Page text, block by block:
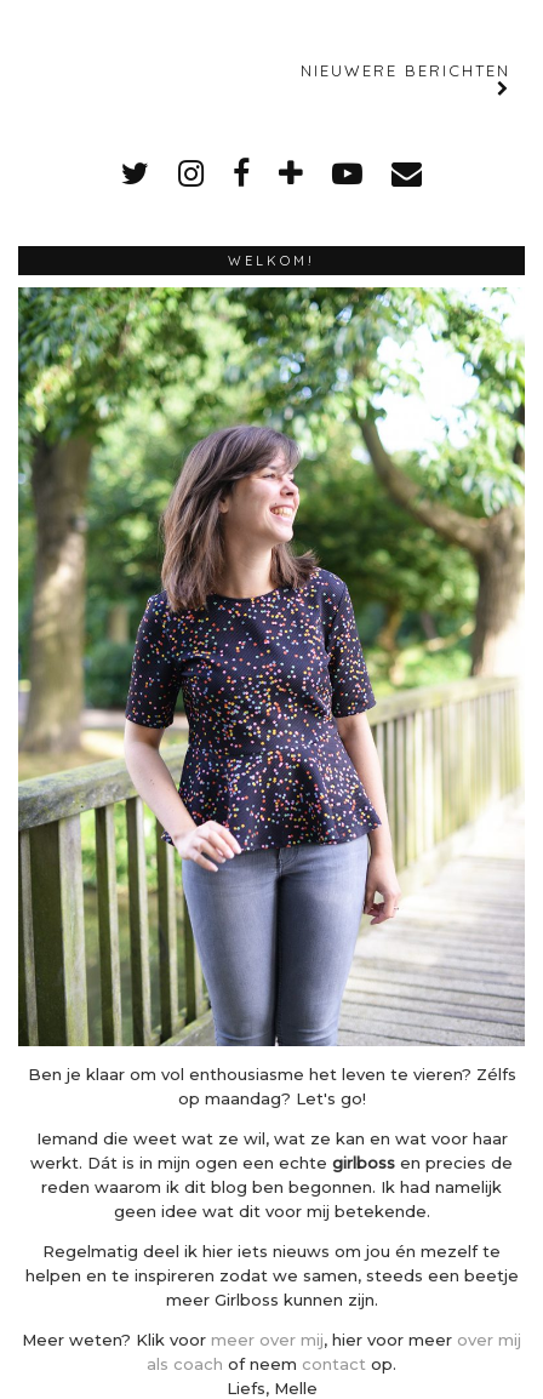
NIEUWERE BERICHTEN
WELKOM!
Ben je klaar om vol enthousiasme het leven te vieren? Zélfs
op maandag? Let's go!
Iemand die weet wat ze wil, wat ze kan en wat voor haar
werkt. Dát is in mijn ogen een echte girlboss en precies de
reden waarom ik dit blog ben begonnen. Ik had namelijk
geen idee wat dit voor mij betekende.
Regelmatig deel ik hier iets nieuws om jou én mezelf te
helpen en te inspireren zodat we samen, steeds een beetje
meer Girlboss kunnen zijn.
Meer weten? Klik voor meer over mij, hier voor meer over mij
als coach of neem contact op.
Liefs, Melle